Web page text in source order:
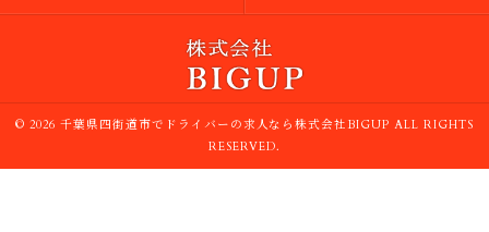
© 2026 千葉県四街道市でドライバーの求人なら株式会社BIGUP ALL RIGHTS
RESERVED.